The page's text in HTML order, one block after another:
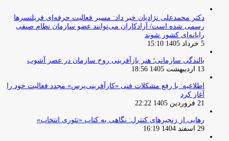
دکتر محمدعلی نژادیان خبر داد: مسیر فعالیت حرفه‌ای فریلنسرها
رسمی شده است/ آزادکاران می‌توانند عضو سازمان نظام صنفی
رایانه‌ای کشور شوند
5 خرداد 1405 15:10
بالندگی سازمانی؛ هنر بازآفرینی روح سازمان در عصر آشوب
13 اردیبهشت 1405 18:56
اطلاعیه: با رفع مشکلات فنی «کارآفرینی‌پرس» مجدد فعالیت خود را
آغاز کرد
21 فروردین 1405 22:22
رهایی از زنجیرهای کنترل: نگاهی به کتاب «تئوری انتخاب»
29 اسفند 1404 16:19